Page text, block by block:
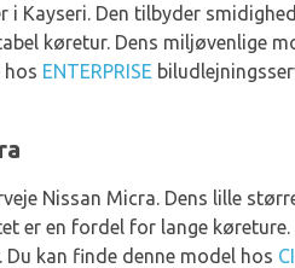
Kayseri. Den tilbyder
køretur. Dens miljøvenlige
ENTERPRISE
Nissan Micra. Dens lille
er en fordel for lange køreture.
kan finde denne model hos